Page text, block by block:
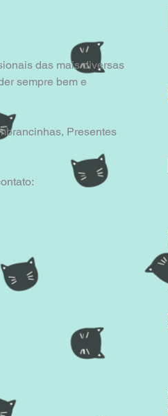
das mais diversas
sempre bem e
Presentes